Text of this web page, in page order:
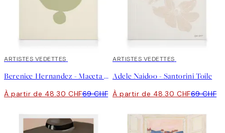
30%*
ARTISTES VEDETTES
Berenice Hernandez - Maceta Beige Toile
À partir de 48.30 CHF69 CHF
30%*
ARTISTES VEDETTES
Adele Naidoo - Santorini Toile
À partir de 48.30 CHF69 CHF